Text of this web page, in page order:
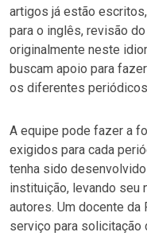
artigos já estão
para o inglês, revisão
originalmente neste
buscam apoio para
os diferentes
A equipe pode fazer a
exigidos para cada
tenha sido
instituição, levando seu
autores. Um docente
serviço para solicitação